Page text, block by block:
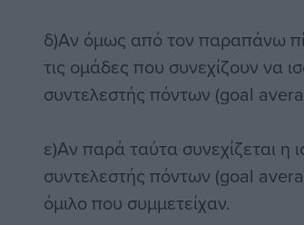
δ)Αν όμως από τον παραπάνω
τις ομάδες που συνεχίζουν να
συντελεστής πόντων (goal
ε)Αν παρά ταύτα συνεχίζεται η
συντελεστής πόντων (goal
όμιλο που συμμετείχαν.